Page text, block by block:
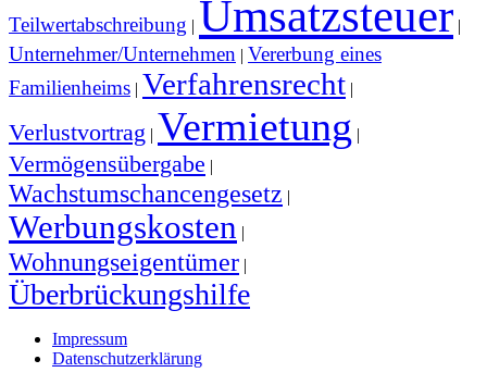
Teilwertabschreibung | Umsatzsteuer |
Unternehmer/Unternehmen | Vererbung eines
Familienheims | Verfahrensrecht |
Verlustvortrag | Vermietung |
Vermögensübergabe |
Wachstumschancengesetz |
Werbungskosten |
Wohnungseigentümer |
Überbrückungshilfe
Impressum
Datenschutzerklärung